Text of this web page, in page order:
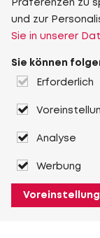
Präferenzen zu
und zur
Sie in unserer
Sie können
Erforderlich
Analyse
Werbung